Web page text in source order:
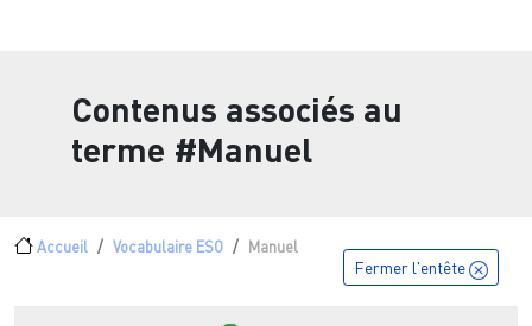
Contenus associés au
terme #Manuel
Fil d'Ariane
Accueil Vocabulaire ESO Manuel
Fermer l'entête